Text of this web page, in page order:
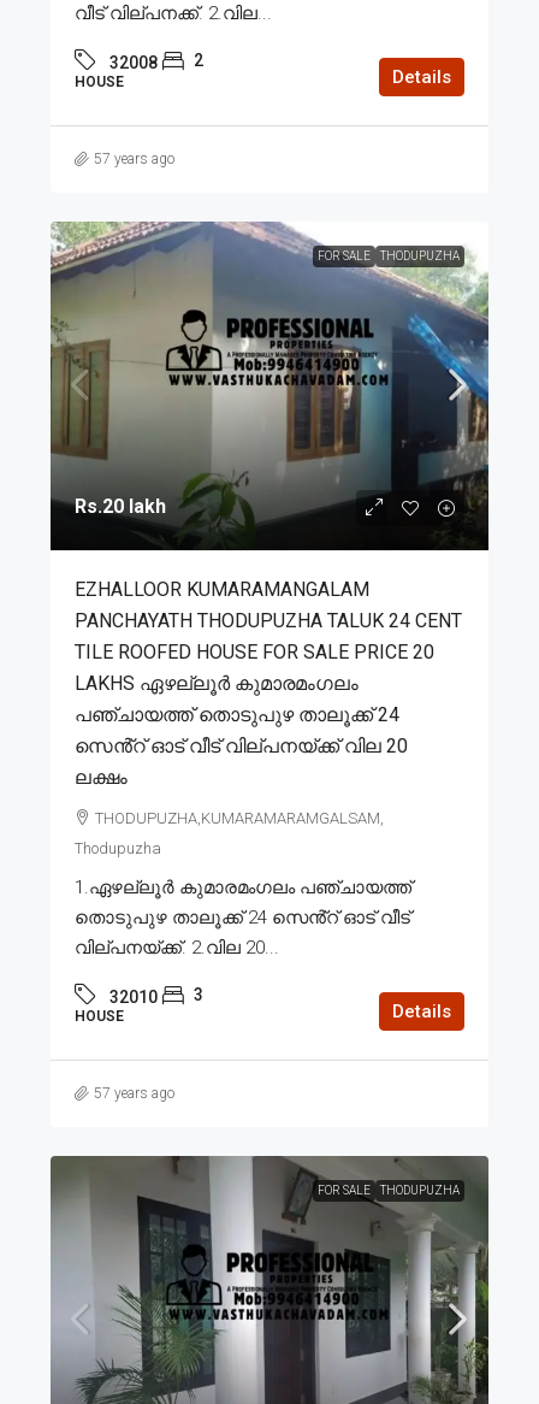
വീട് വില്പനക്ക്. 2.വില...
32008 2
HOUSE Details
57 years ago
FOR SALE THODUPUZHA
Rs.20 lakh
EZHALLOOR KUMARAMANGALAM
PANCHAYATH THODUPUZHA TALUK 24 CENT
TILE ROOFED HOUSE FOR SALE PRICE 20
LAKHS ഏഴല്ലൂർ കുമാരമംഗലം
പഞ്ചായത്ത് തൊടുപുഴ താലൂക്ക് 24
സെൻ്റ് ഓട് വീട് വില്പനയ്ക്ക് വില 20
ലക്ഷം
THODUPUZHA,KUMARAMARAMGALSAM,
Thodupuzha
1.ഏഴല്ലൂർ കുമാരമംഗലം പഞ്ചായത്ത്
തൊടുപുഴ താലൂക്ക് 24 സെൻ്റ് ഓട് വീട്
വില്പനയ്ക്ക്. 2.വില 20...
32010 3
HOUSE Details
57 years ago
FOR SALE THODUPUZHA